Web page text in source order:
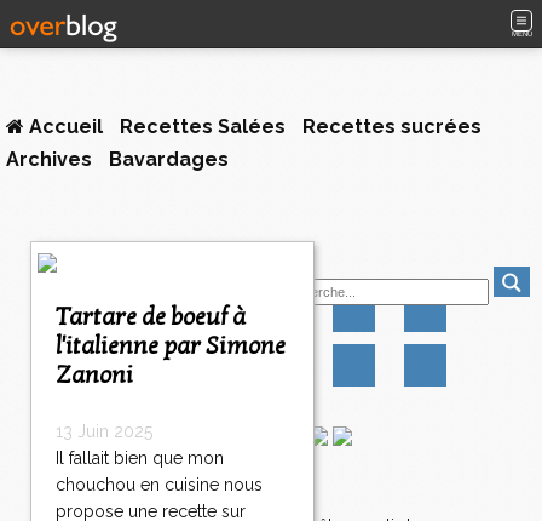
MENU
Accueil Recettes Salées
Recettes sucrées
Archives
Bavardages
Tartare de boeuf à
l'italienne par Simone
Zanoni
13 Juin 2025
Il fallait bien que mon
chouchou en cuisine nous
propose une recette sur
Newsletter
2